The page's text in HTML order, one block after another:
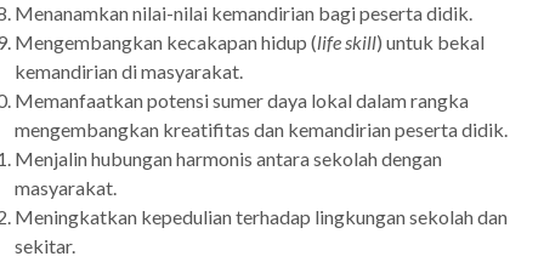
Menanamkan nilai-nilai kemandirian bagi peserta didik.
Mengembangkan kecakapan hidup (life skill) untuk bekal
kemandirian di masyarakat.
Memanfaatkan potensi sumer daya lokal dalam rangka
mengembangkan kreatifitas dan kemandirian peserta didik.
Menjalin hubungan harmonis antara sekolah dengan
masyarakat.
Meningkatkan kepedulian terhadap lingkungan sekolah dan
sekitar.